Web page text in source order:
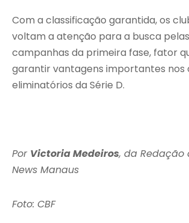
Com a classificação garantida, os
voltam a atenção para a busca
campanhas da primeira fase, fator
garantir vantagens importantes nos
eliminatórios da Série D.
Por Victoria Medeiros, da Redação
News Manaus
Foto: CBF